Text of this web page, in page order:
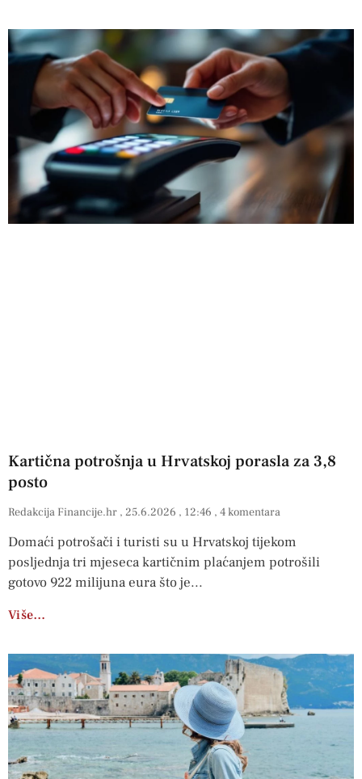
Kartična potrošnja u Hrvatskoj porasla za 3,8
posto
Redakcija Financije.hr 25.6.2026 12:46 4 komentara
Domaći potrošači i turisti su u Hrvatskoj tijekom
posljednja tri mjeseca kartičnim plaćanjem potrošili
gotovo 922 milijuna eura što je
Više…